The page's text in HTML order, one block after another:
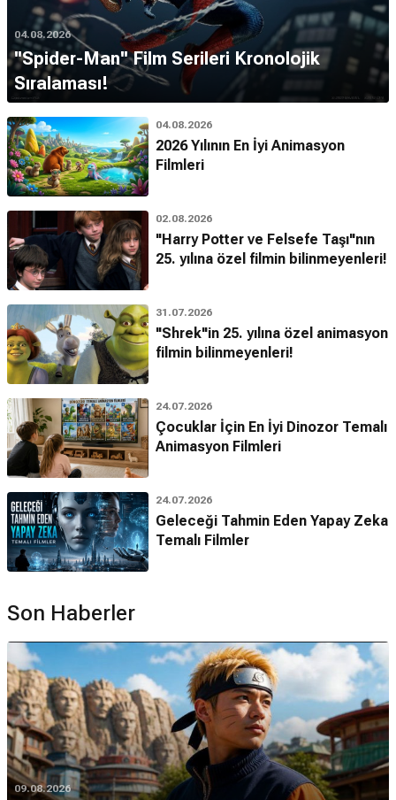
04.08.2026
''Spider-Man'' Film Serileri Kronolojik
Sıralaması!
04.08.2026
2026 Yılının En İyi Animasyon
Filmleri
02.08.2026
"Harry Potter ve Felsefe Taşı"nın
25. yılına özel filmin bilinmeyenleri!
31.07.2026
"Shrek"in 25. yılına özel animasyon
filmin bilinmeyenleri!
24.07.2026
Çocuklar İçin En İyi Dinozor Temalı
Animasyon Filmleri
24.07.2026
Geleceği Tahmin Eden Yapay Zeka
Temalı Filmler
Son Haberler
09.08.2026